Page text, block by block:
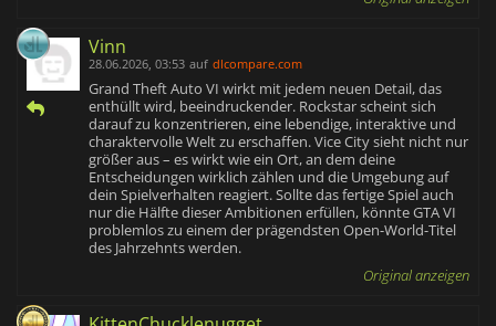
Vinn
28.06.2026, 03:53 auf dlcompare.com
Grand Theft Auto VI wirkt mit jedem neuen Detail, das
enthüllt wird, beeindruckender. Rockstar scheint sich
darauf zu konzentrieren, eine lebendige, interaktive und
charaktervolle Welt zu erschaffen. Vice City sieht nicht nur
größer aus – es wirkt wie ein Ort, an dem deine
Entscheidungen wirklich zählen und die Umgebung auf
dein Spielverhalten reagiert. Sollte das fertige Spiel auch
nur die Hälfte dieser Ambitionen erfüllen, könnte GTA VI
problemlos zu einem der prägendsten Open-World-Titel
des Jahrzehnts werden.
Original anzeigen